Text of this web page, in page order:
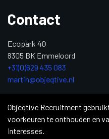
Contact
Ecopark 40
8305 BK Emmeloord
+31(0)629 435 083
martin@objeqtive.nl
Objeqtive Recruitment
voorkeuren te onthouden en
interesses.